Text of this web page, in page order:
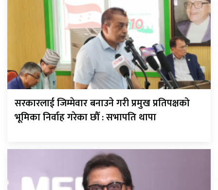
सरकारलाई जिम्मेवार बनाउने गरी प्रमुख प्रतिपक्षको
भूमिका निर्वाह गरेका छौँ : सभापति थापा